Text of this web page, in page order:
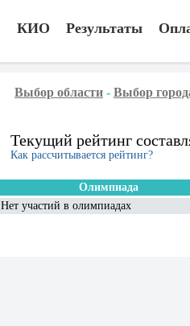
КИО Результаты
Выбор области - Выбор
Текущий рейтинг
Как рассчитывается рейтинг?
Олимпиада
Нет участий в олимпиадах